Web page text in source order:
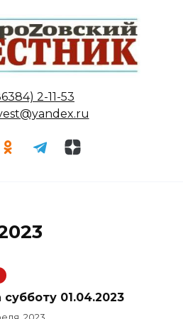
2-11-53
субботу 01.04.2023